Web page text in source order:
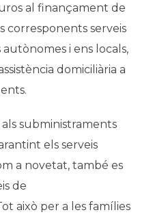
al finançament de
corresponents serveis
i ens locals,
domiciliària a
subministraments
els serveis
a novetat, també es
de
això per a les famílies